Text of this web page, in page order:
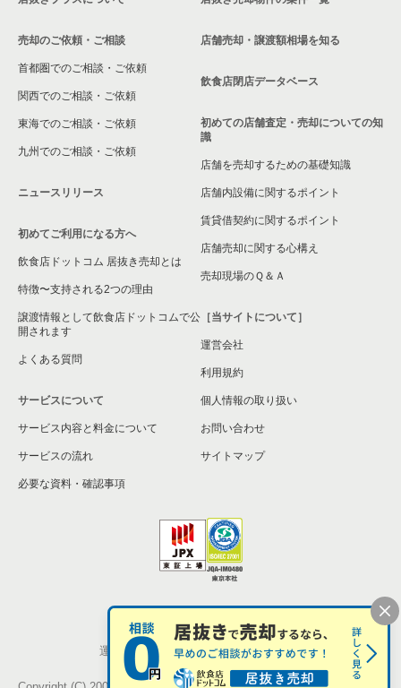
名古屋市港区の飲食店の居抜き売却物件の案件一覧
安城市の飲食店の居抜き売却物件の案件一覧
豊橋市の飲食店の居抜き売却物件の案件一覧
稲沢市の飲食店の居抜き売却物件の案件一覧
小牧市の飲食店の居抜き売却物件の案件一覧
名古屋市熱田区の飲食店の居抜き売却物件の案件一覧
豊田市の飲食店の居抜き売却物件の案件一覧
瀬戸市の飲食店の居抜き売却物件の案件一覧
名古屋市守山区の飲食店の居抜き売却物件の案件一覧
江南市の飲食店の居抜き売却物件の案件一覧
海部郡の飲食店の居抜き売却物件の案件一覧
高浜市の飲食店の居抜き売却物件の案件一覧
岩倉市の飲食店の居抜き売却物件の案件一覧
知多市の飲食店の居抜き売却物件の案件一覧
知立市の飲食店の居抜き売却物件の案件一覧
売却のご依頼・ご相談
首都圏でのご相談・ご依頼
関西でのご相談・ご依頼
東海でのご相談・ご依頼
九州でのご相談・ご依頼
ニュースリリース
初めてご利用になる方へ
飲食店ドットコム 居抜き売却とは
特徴〜支持される2つの理由
譲渡情報として飲食店ドットコムで公
開されます
よくある質問
サービスについて
サービス内容と料金について
サービスの流れ
必要な資料・確認事項
店舗売却・譲渡額相場を知る
飲食店閉店データベース
初めての店舗査定・売却についての知
識
店舗を売却するための基礎知識
店舗内設備に関するポイント
賃貸借契約に関するポイント
店舗売却に関する心構え
売却現場のＱ＆Ａ
［当サイトについて］
運営会社
利用規約
個人情報の取り扱い
お問い合わせ
サイトマップ
個人情報の取扱い
運営会社 株式会社シンクロ・フード